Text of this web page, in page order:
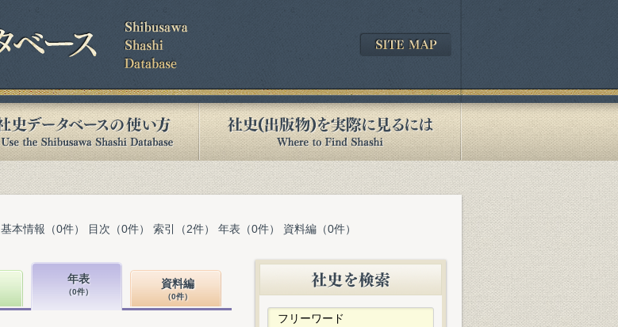
基本情報（0件） 目次（0件） 索引（2件） 年表（0件） 資料編（0件）
年表
（0件）
資料編
（0件）